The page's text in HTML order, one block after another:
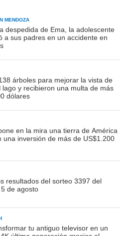
MENDOZA
despedida de Ema, la adolescente
a sus padres en un accidente en
árboles para mejorar la vista de
lago y recibieron una multa de más
dólares
en la mira una tierra de América
una inversión de más de US$1.200
resultados del sorteo 3397 del
de agosto
tu antiguo televisor en un